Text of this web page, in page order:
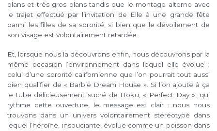
plans et très gros plans tandis que le montage alterne avec
le trajet effectué par l’invitation de Elle à une grande fête
parmi les filles de sa sororité, si bien que le dévoilement de
son visage est volontairement retardée.
Et, lorsque nous la découvrons enfin, nous découvrons par la
même occasion l’environnement dans lequel elle évolue :
celui d’une sororité californienne que l’on pourrait tout aussi
bien qualifier de « Barbie Dream House ». Si l’on ajoute à ça
le tube délicieusement sucré de Hoku, « Perfect Day », qui
rythme cette ouverture, le message est clair : nous nous
trouvons dans un univers volontairement stéréotypé dans
lequel l’héroïne, insouciante, évolue comme un poisson dans